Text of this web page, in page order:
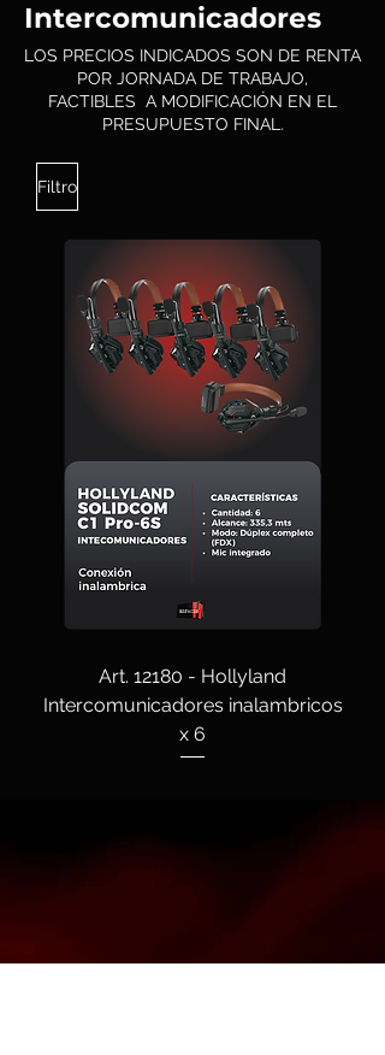
Intercomunicadores
LOS PRECIOS INDICADOS SON DE RENTA
POR JORNADA DE TRABAJO,
FACTIBLES A MODIFICACIÓN EN EL
PRESUPUESTO FINAL.
Filtro
Art. 12180 - Hollyland
Intercomunicadores inalambricos
x 6